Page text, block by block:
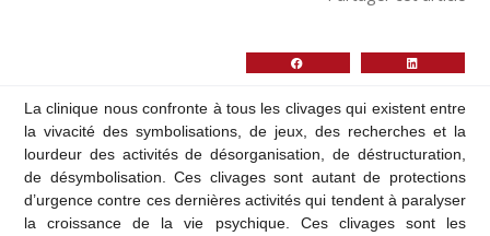
La clinique nous confronte à tous les clivages qui existent entre
la vivacité des symbolisations, de jeux, des recherches et la
lourdeur des activités de désorganisation, de déstructuration,
de désymbolisation. Ces clivages sont autant de protections
d’urgence contre ces dernières activités qui tendent à paralyser
la croissance de la vie psychique. Ces clivages sont les